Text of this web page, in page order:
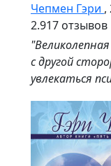
Чепмен Гэри ,
2.917 отзывов
с другой
увлекаться